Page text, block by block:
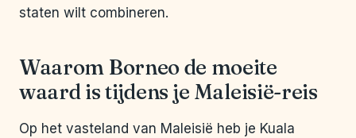
staten wilt combineren.
Waarom Borneo de moeite
waard is tijdens je Maleisië-reis
Op het vasteland van Maleisië heb je Kuala